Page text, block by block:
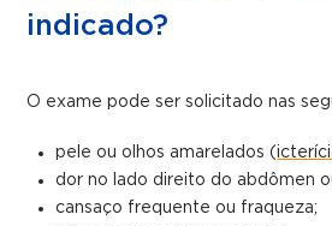
indicado?
O exame pode ser solicitado nas
pele ou olhos amarelados (
dor no lado direito do abdômen
cansaço frequente ou fraqueza;